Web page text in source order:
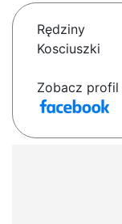
Rędziny
Kosciuszki
Zobacz profil